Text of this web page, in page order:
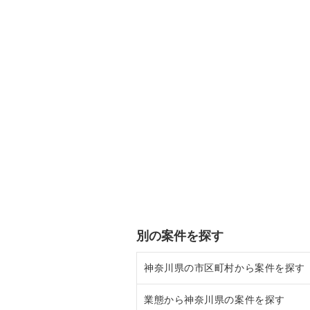
別の案件を探す
神奈川県の市区町村から案件を探す
大和市の飲食店の居抜き売却物件
業態から神奈川県の案件を探す